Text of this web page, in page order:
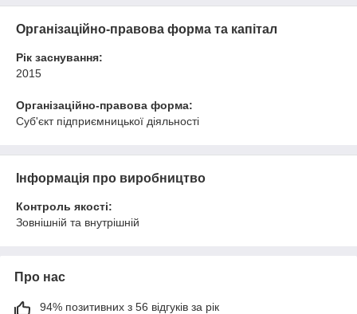
Організаційно-правова форма та капітал
Рік заснування:
2015
Організаційно-правова форма:
Суб'єкт підприємницької діяльності
Інформація про виробництво
Контроль якості:
Зовнішній та внутрішній
Про нас
94% позитивних з 56 відгуків за рік